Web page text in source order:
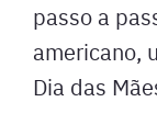
passo a
americano,
Dia das